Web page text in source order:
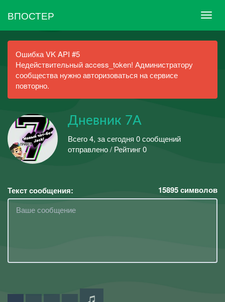
ВПОСТЕР
Ошибка VK API #5
Недействительный access_token! Администратору
сообщества нужно авторизоваться на сервисе
повторно.
Дневник 7А
Всего 4, за сегодня 0 сообщений
отправлено / Рейтинг 0
Текст сообщения: 15895символов